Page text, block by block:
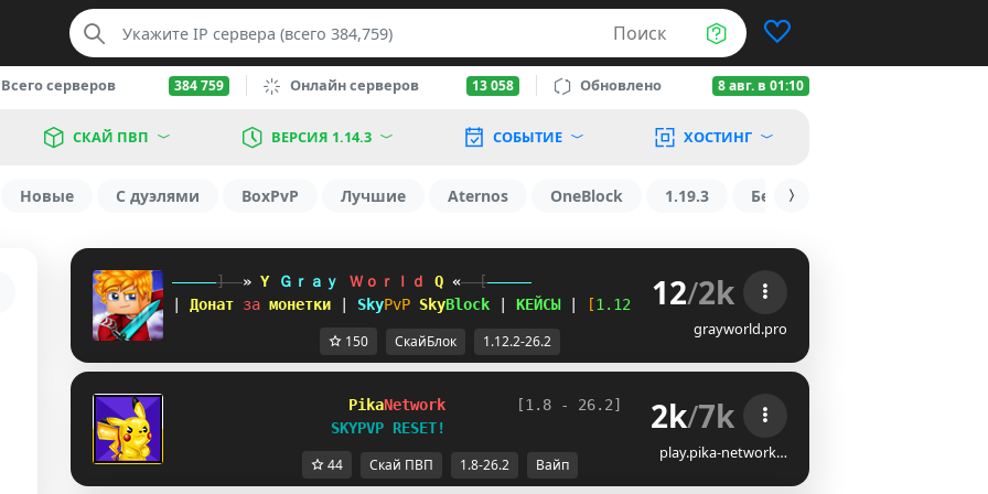
Поиск
Всего серверов 384 759 Онлайн серверов 13 058 Обновлено 8 авг. в 01:10
СКАЙ ПВП ВЕРСИЯ 1.14.3 СОБЫТИЕ ХОСТИНГ
Новые С дуэлями BoxPvP Лучшие Aternos OneBlock 1.19.3 БедВарс
-----]--» W Ｇｒａｙ Ｗｏｒｌｄ X «--[-----
Донат за монетки SkyPvP SkyBlock КЕЙСЫ [1.12.2 26.2 ]
12/2k
grayworld.pro
150 СкайБлок 1.12.2-26.2
PikaNetwork
[1.8 - 26.2]
SKYPVP RESET!
2k/7k
play.pika-network…
44 Скай ПВП 1.8-26.2 Вайп